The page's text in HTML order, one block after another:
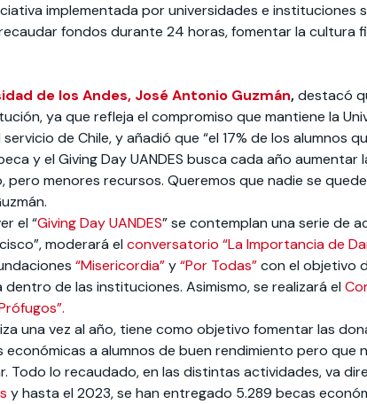
implementada por universidades e
fondos durante 24 horas, fomentar la cultura
de los Andes, José Antonio Guzmán,destacó
ya que refleja el compromiso que mantiene la
de Chile, y añadió que “el 17% de los alumnos
y el Giving Day UANDES busca cada año aumentar
pero menores recursos. Queremos que nadie se
el “Giving Day UANDES” se contemplan una serie de
moderará el conversatorio “La Importancia de
“Misericordia”y“Por Todas”con el objetivo
de las instituciones. Asimismo, se realizará el
una vez al año, tiene como objetivo fomentar las
a alumnos de buen rendimiento pero que
Todo lo recaudado, en las distintas actividades, va
y hasta el 2023, se han entregado 5.289 becas